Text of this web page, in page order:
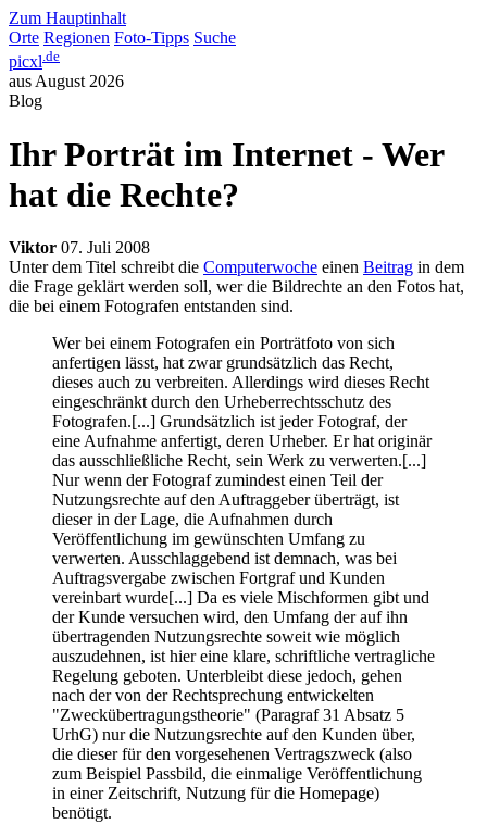
Zum Hauptinhalt
Orte Regionen Foto-Tipps Suche
picxl.de
aus August 2026
Blog
Ihr Porträt im Internet - Wer
hat die Rechte?
Viktor 07. Juli 2008
Unter dem Titel schreibt die Computerwoche einen Beitrag in dem
die Frage geklärt werden soll, wer die Bildrechte an den Fotos hat,
die bei einem Fotografen entstanden sind.
Wer bei einem Fotografen ein Porträtfoto von sich
anfertigen lässt, hat zwar grundsätzlich das Recht,
dieses auch zu verbreiten. Allerdings wird dieses Recht
eingeschränkt durch den Urheberrechtsschutz des
Fotografen.[...] Grundsätzlich ist jeder Fotograf, der
eine Aufnahme anfertigt, deren Urheber. Er hat originär
das ausschließliche Recht, sein Werk zu verwerten.[...]
Nur wenn der Fotograf zumindest einen Teil der
Nutzungsrechte auf den Auftraggeber überträgt, ist
dieser in der Lage, die Aufnahmen durch
Veröffentlichung im gewünschten Umfang zu
verwerten. Ausschlaggebend ist demnach, was bei
Auftragsvergabe zwischen Fortgraf und Kunden
vereinbart wurde[...] Da es viele Mischformen gibt und
der Kunde versuchen wird, den Umfang der auf ihn
übertragenden Nutzungsrechte soweit wie möglich
auszudehnen, ist hier eine klare, schriftliche vertragliche
Regelung geboten. Unterbleibt diese jedoch, gehen
nach der von der Rechtsprechung entwickelten
"Zweckübertragungstheorie" (Paragraf 31 Absatz 5
UrhG) nur die Nutzungsrechte auf den Kunden über,
die dieser für den vorgesehenen Vertragszweck (also
zum Beispiel Passbild, die einmalige Veröffentlichung
in einer Zeitschrift, Nutzung für die Homepage)
benötigt.